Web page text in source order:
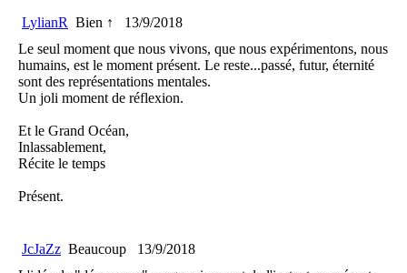
LylianR Bien ↑
13/9/2018
Le seul moment que nous vivons, que nous expérimentons, nous
humains, est le moment présent. Le reste...passé, futur, éternité
sont des représentations mentales.
Un joli moment de réflexion.
Et le Grand Océan,
Inlassablement,
Récite le temps
Présent.
JcJaZz Beaucoup
13/9/2018